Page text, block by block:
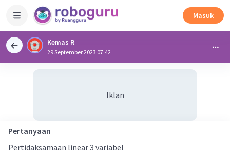
Masuk
Kemas R
29 September 2023 07:42
Iklan
Pertanyaan
Pertidaksamaan linear 3 variabel